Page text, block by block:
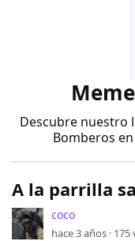
Descubre nuestro
Bomberos
A la parrilla
coco
hace 3 años · 175